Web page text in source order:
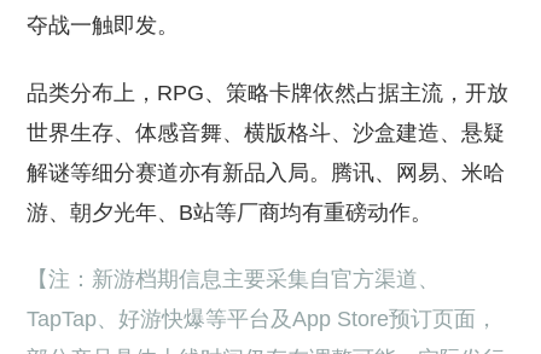
夺战一触即发。
品类分布上，RPG、策略卡牌依然占据主流，开放
世界生存、体感音舞、横版格斗、沙盒建造、悬疑
解谜等细分赛道亦有新品入局。腾讯、网易、米哈
游、朝夕光年、B站等厂商均有重磅动作。
【注：新游档期信息主要采集自官方渠道、
TapTap、好游快爆等平台及App Store预订页面，